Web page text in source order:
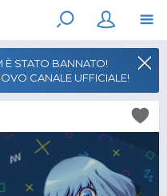
È STATO BANNATO!
CANALE UFFICIALE!